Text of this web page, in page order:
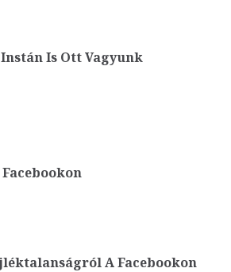
Is Ott Vagyunk
A Facebookon